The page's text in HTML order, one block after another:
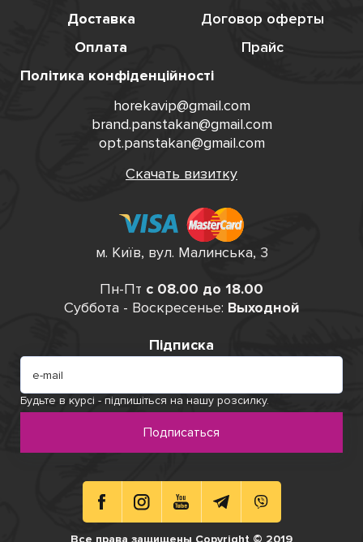
Пн-Пт с 08.00 до 18.00
Суббота - Воскресенье: Выходной
Все права защищены Copyright © 2019
Підписка
Будьте в курсі - підпишіться на нашу розсилку.
Подписаться
Доставка
Договор оферты
Оплата
Прайс
Політика конфіденційності
horekavip@gmail.com
brand.panstakan@gmail.com
opt.panstakan@gmail.com
Скачать визитку
м. Київ, вул. Малинська, 3